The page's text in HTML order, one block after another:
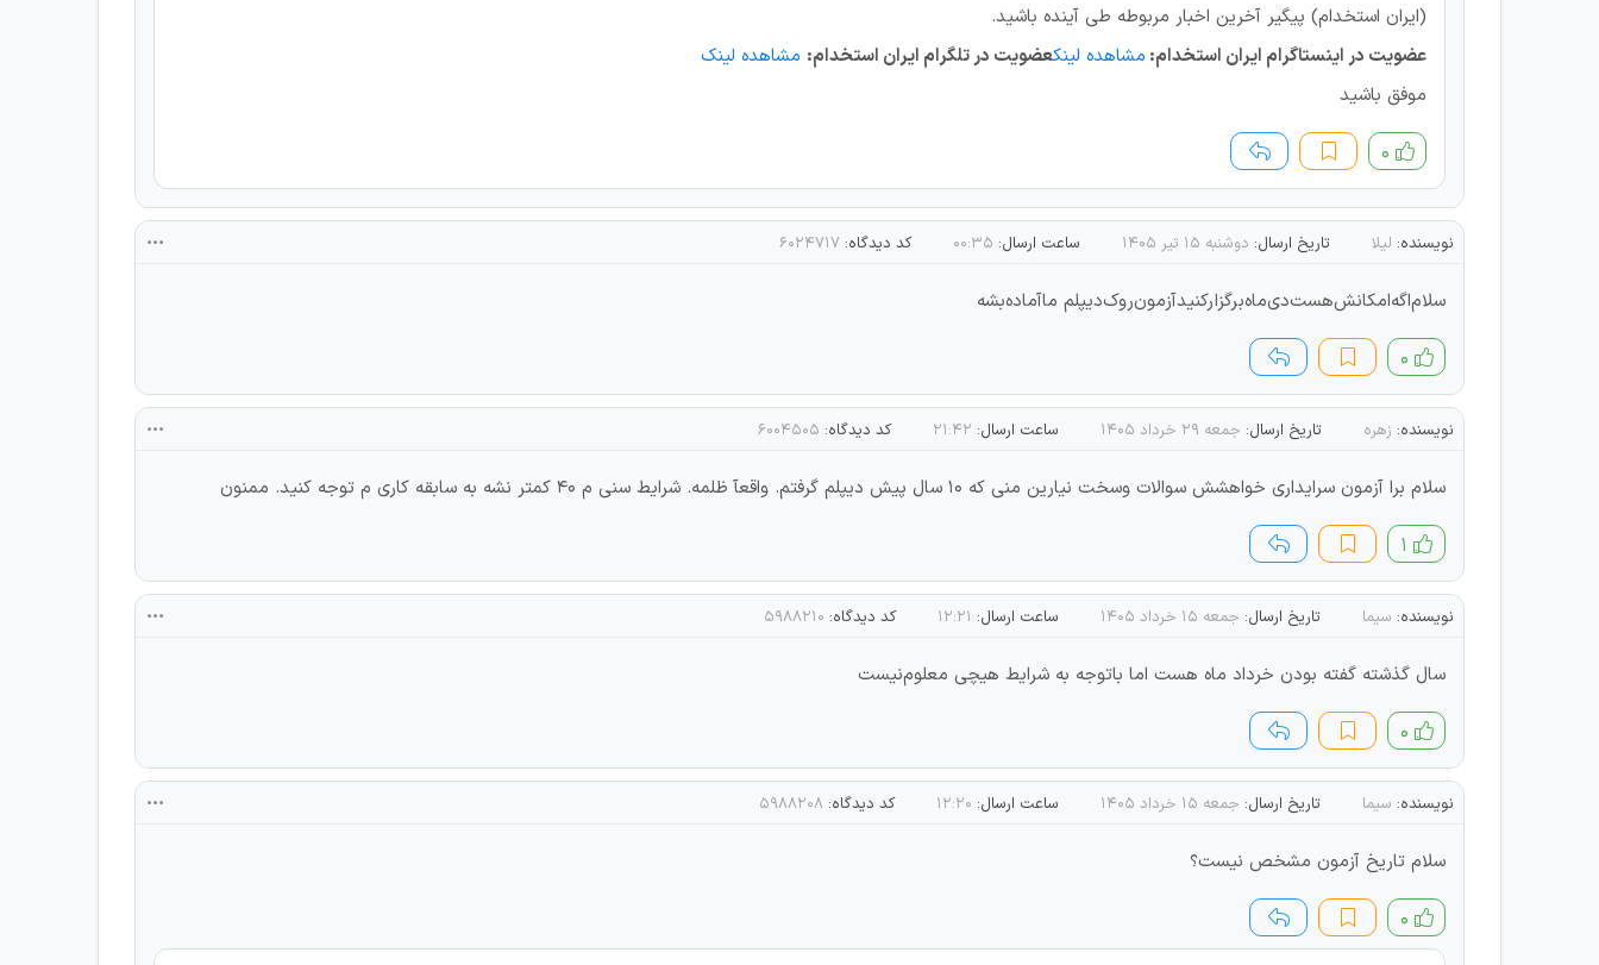
(ایران استخدام) پیگیر آخرین اخبار مربوطه طی آینده باشید.
عضویت در اینستاگرام ایران استخدام: مشاهده لینکعضویت در تلگرام ایران استخدام: مشاهده لینک
موفق باشید
۰
نویسنده: لیلا تاریخ ارسال: دوشنبه ۱۵ تیر ۱۴۰۵ ساعت ارسال: ۰۰:۳۵ کد دیدگاه: ۶۰۲۴۷۱۷
سلام‌اگه‌امکانش‌هست‌دی‌ماه‌برگزار‌کنید‌آزمون‌رو‌ک‌دیپلم ما‌آماده‌بشه
۰
نویسنده: زهره تاریخ ارسال: جمعه ۲۹ خرداد ۱۴۰۵ ساعت ارسال: ۲۱:۴۲ کد دیدگاه: ۶۰۰۴۵۰۵
سلام برا آزمون سرایداری خواهشش سوالات وسخت نیارین منی که ۱۰ سال پیش دیپلم گرفتم. واقعآ ظلمه. شرایط سنی م ۴۰ کمتر نشه به سابقه کاری م توجه کنید. ممنون
۱
نویسنده: سیما تاریخ ارسال: جمعه ۱۵ خرداد ۱۴۰۵ ساعت ارسال: ۱۲:۲۱ کد دیدگاه: ۵۹۸۸۲۱۰
سال گذشته گفته بودن خرداد ماه هست اما باتوجه به شرایط هیچی معلوم‌نیست
۰
نویسنده: سیما تاریخ ارسال: جمعه ۱۵ خرداد ۱۴۰۵ ساعت ارسال: ۱۲:۲۰ کد دیدگاه: ۵۹۸۸۲۰۸
سلام تاریخ آزمون مشخص نیست؟
۰